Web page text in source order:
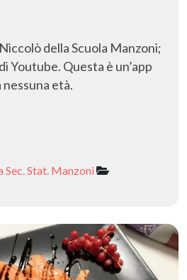
della Scuola Manzoni;
Youtube. Questa è un’app
età.
n
di
Sec. Stat. Manzoni